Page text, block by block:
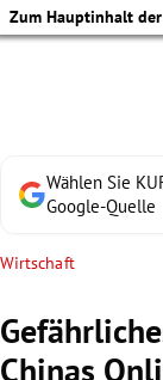
Zum Hauptinhalt
Wählen Sie
Google-Quelle
Wirtschaft
Chinas